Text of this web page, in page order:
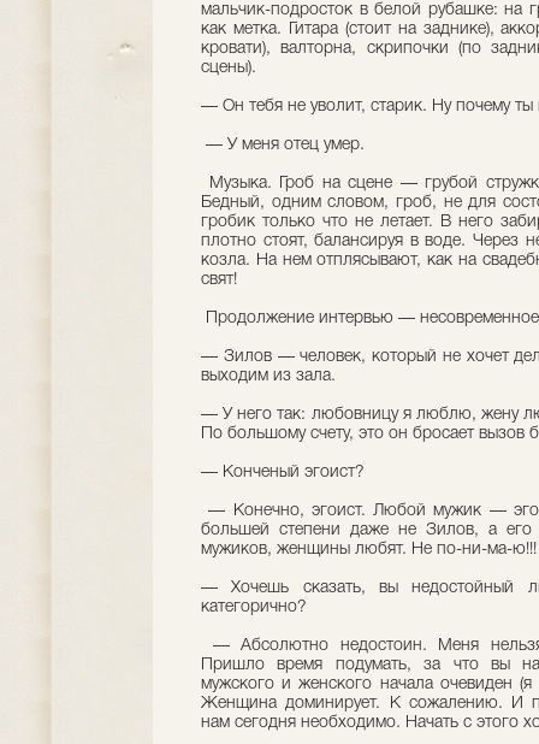
мальчик-подросток в белой рубашке: на
как метка. Гитара (стоит на заднике),
кровати), валторна, скрипочки (по
сцены).
— Он тебя не уволит, старик. Ну почему
— У меня отец умер.
Музыка. Гроб на сцене — грубой
Бедный, одним словом, гроб, не для
гробик только что не летает. В него
плотно стоят, балансируя в воде. Через
козла. На нем отплясывают, как на
свят!
Продолжение интервью —
— Зилов — человек, который не хочет
выходим из зала.
— У него так: любовницу я люблю, жену
По большому счету, это он бросает вызов
— Конченый эгоист?
— Конечно, эгоист. Любой мужик —
большей степени даже не Зилов, а
мужиков, женщины любят. Не по-ни-ма-ю!!!
— Хочешь сказать, вы
категорично?
— Абсолютно недостоин. Меня
Пришло время подумать, за что вы
мужского и женского начала очевиден
Женщина доминирует. К сожалению. И
нам сегодня необходимо. Начать с этого